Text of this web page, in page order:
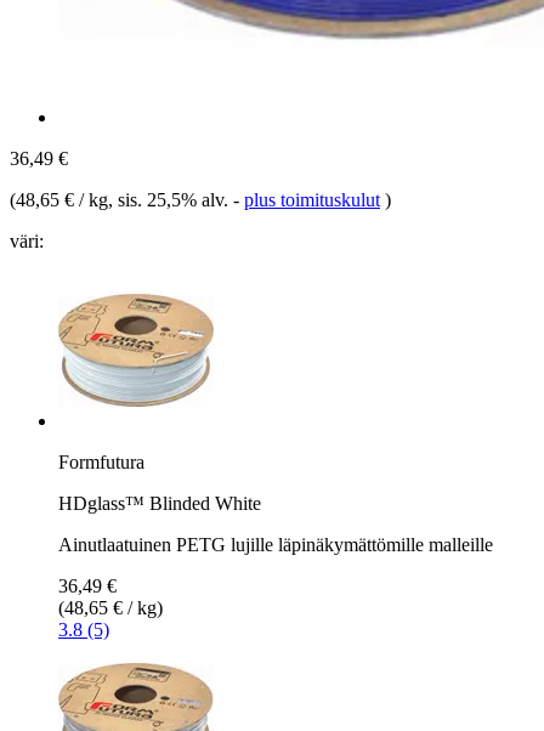
36,49 €
(48,65 € / kg, sis. 25,5% alv. - plus toimituskulut )
väri:
Formfutura
HDglass™ Blinded White
Ainutlaatuinen PETG lujille läpinäkymättömille malleille
36,49 €
(48,65 € / kg)
3.8 (5)